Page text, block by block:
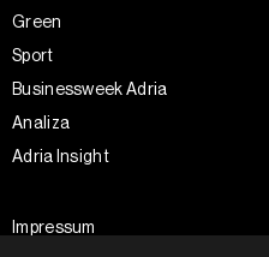
Green
Sport
Businessweek Adria
Analiza
Adria Insight
Impressum